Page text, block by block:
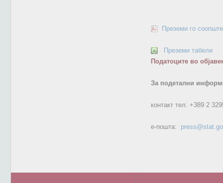
Преземи го
Преземи табели
Податоците во
За подетални
контакт тел: +389 2
е-пошта: